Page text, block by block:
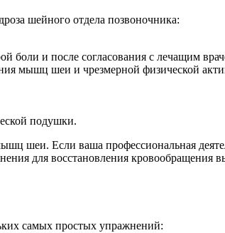
шейного отдела позвоночника:
боли и после согласования с лечащим
мышц шеи и чрезмерной физической
подушки.
шеи. Если ваша профессиональная
для восстановления кровообращения
самых простых упражнений: